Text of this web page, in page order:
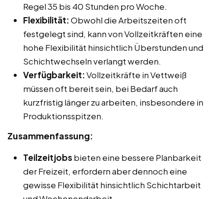
Regel 35 bis 40 Stunden pro Woche.
Flexibilität:Obwohl die Arbeitszeiten oft
festgelegt sind, kann von Vollzeitkräften eine
hohe Flexibilität hinsichtlich Überstunden und
Schichtwechseln verlangt werden.
Verfügbarkeit:Vollzeitkräfte in Vettweiß
müssen oft bereit sein, bei Bedarf auch
kurzfristig länger zu arbeiten, insbesondere in
Produktionsspitzen.
Zusammenfassung:
Teilzeitjobsbieten eine bessere Planbarkeit
der Freizeit, erfordern aber dennoch eine
gewisse Flexibilität hinsichtlich Schichtarbeit